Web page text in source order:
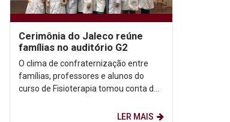
Cerimônia do Jaleco reúne
famílias no auditório G2
O clima de confraternização entre
famílias, professores e alunos do
curso de Fisioterapia tomou conta do
LER MAIS